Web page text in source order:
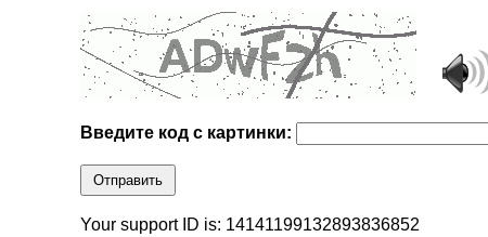
Введите код с картинки:
Отправить
Your support ID is: 14141199132893836852